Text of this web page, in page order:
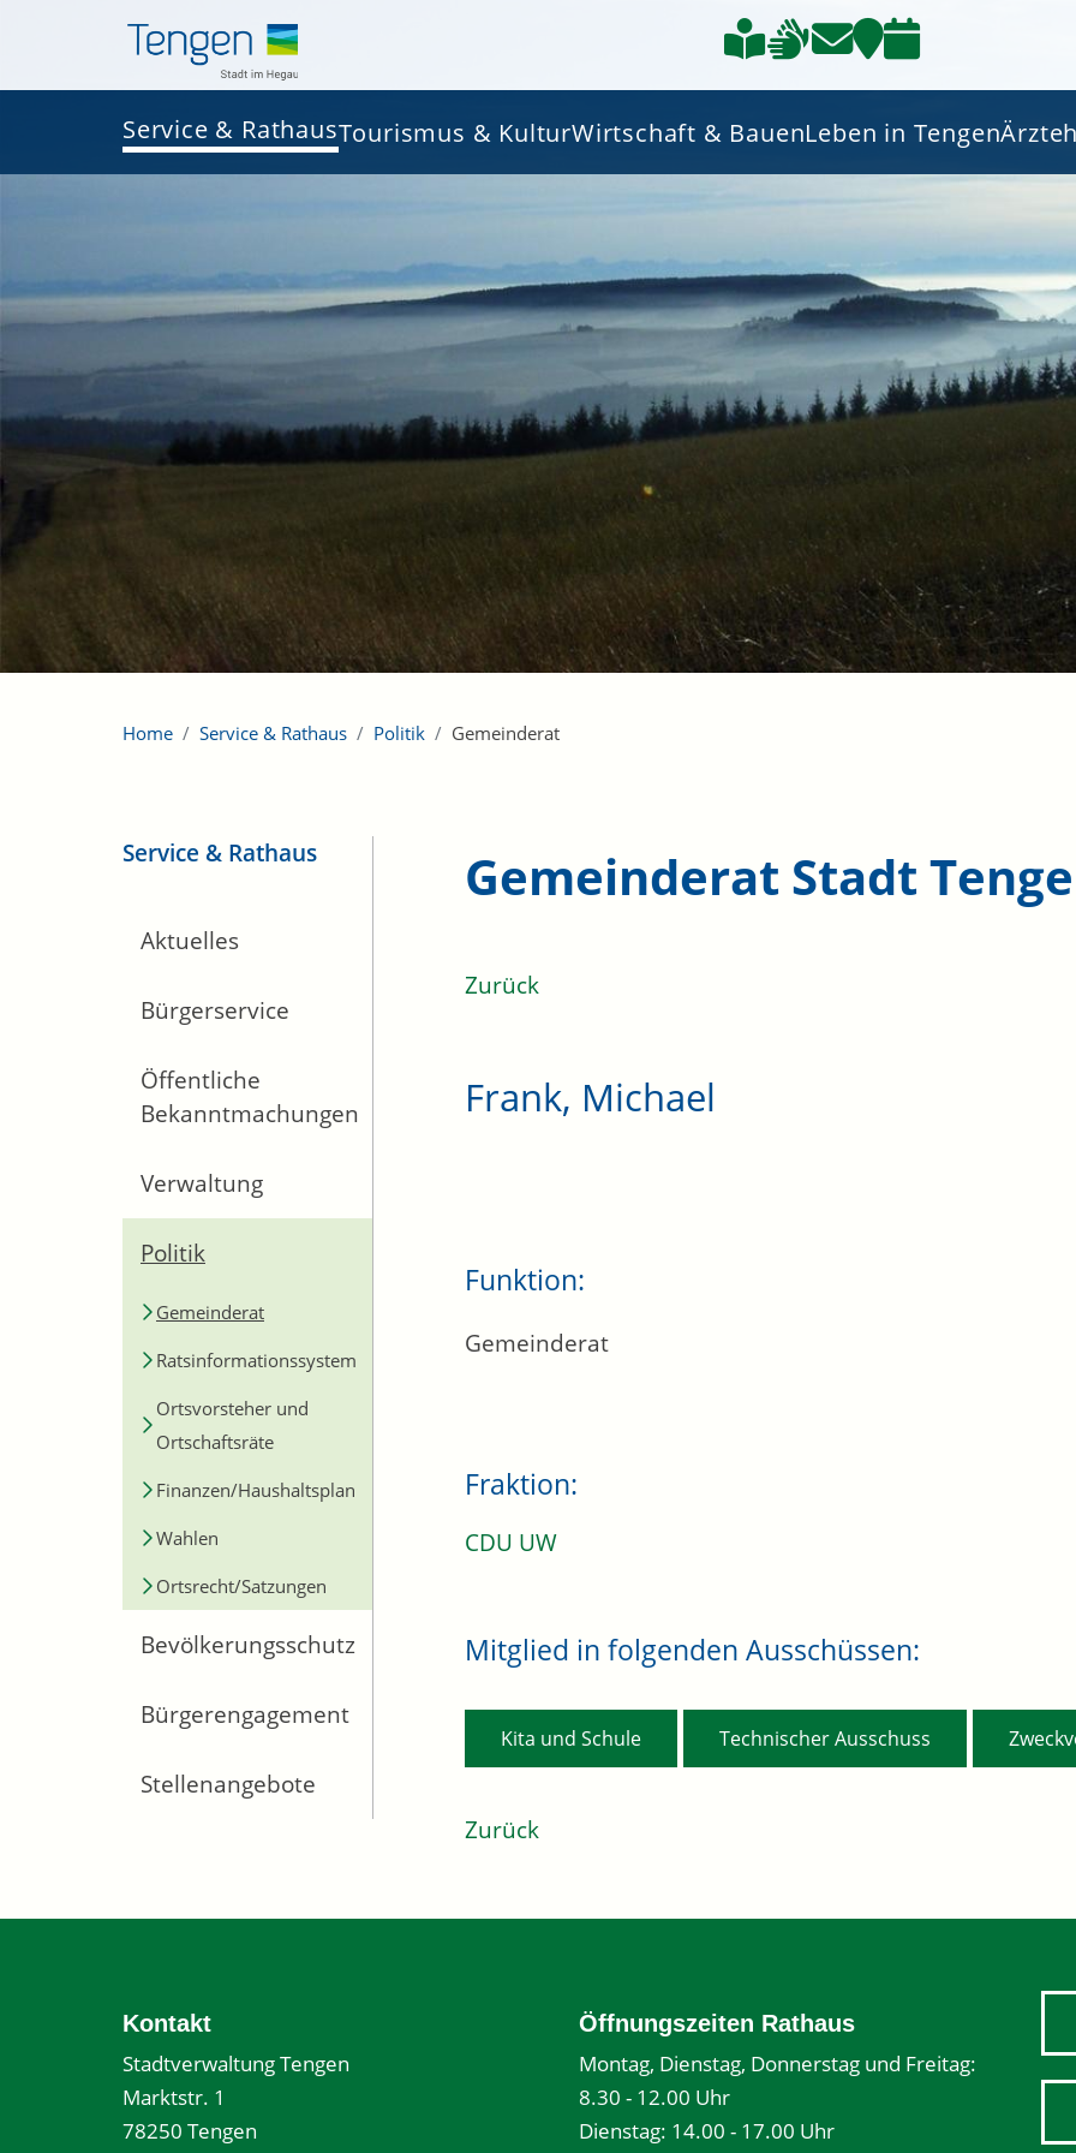
Service & RathausTourismus & KulturWirtschaft & BauenLeben in Tengen
Home Service & Rathaus Politik Gemeinderat
Service & Rathaus
Aktuelles
Bürgerservice
Öffentliche
Bekanntmachungen
Verwaltung
Politik
Gemeinderat
Ratsinformationssystem
Ortsvorsteher und
Ortschaftsräte
Finanzen/Haushaltsplan
Wahlen
Ortsrecht/Satzungen
Bevölkerungsschutz
Bürgerengagement
Stellenangebote
Gemeinderat Stadt
Zurück
Frank, Michael
Funktion:
Gemeinderat
Fraktion:
CDU UW
Mitglied in folgenden Ausschüssen:
Kita und Schule Technischer Ausschuss
Zurück
Kontakt
Stadtverwaltung Tengen
Marktstr. 1
78250 Tengen
Öffnungszeiten Rathaus
Montag, Dienstag, Donnerstag und Freitag:
8.30 - 12.00 Uhr
Dienstag: 14.00 - 17.00 Uhr